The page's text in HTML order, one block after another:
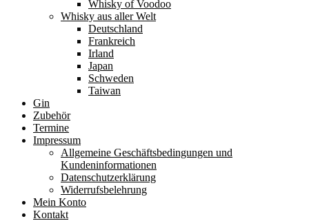
Whisky of Voodoo
Whisky aus aller Welt
Deutschland
Frankreich
Irland
Japan
Schweden
Taiwan
Gin
Zubehör
Termine
Impressum
Allgemeine Geschäftsbedingungen und
Kundeninformationen
Datenschutzerklärung
Widerrufsbelehrung
Mein Konto
Kontakt